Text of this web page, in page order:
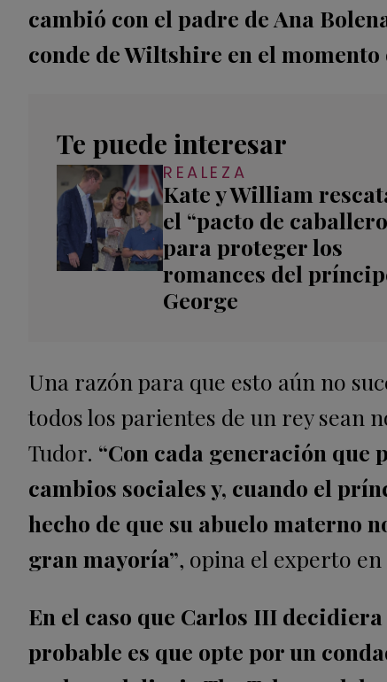
cambió con el padre de Ana
conde de Wiltshire en el
Te puede interesar
REALEZA
Kate y William
el “pacto de
para proteger los
romances del
George
Una razón para que esto aún no
todos los parientes de un rey sean
Tudor. “Con cada generación
cambios sociales y, cuando el
hecho de que su abuelo materno
gran mayoría”, opina el experto
En el caso que Carlos III
probable es que opte por un